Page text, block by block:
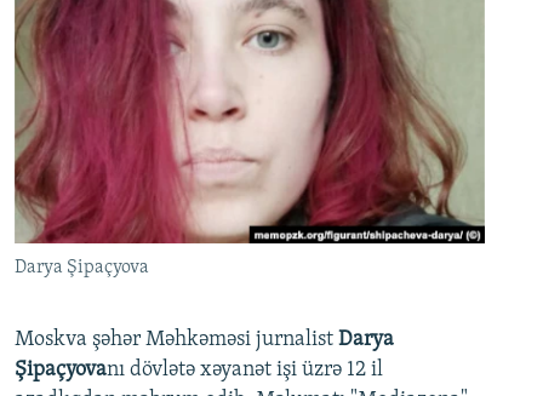
Darya Şipaçyova
Moskva şəhər Məhkəməsi jurnalist Darya
Şipaçyovanı dövlətə xəyanət işi üzrə 12 il